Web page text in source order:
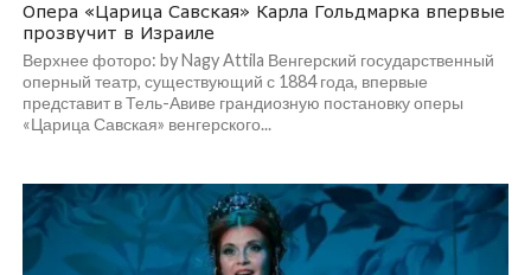
Опера «Царица Савская» Карла Гольдмарка впервые
прозвучит в Израиле
Верхнее фоторо: by Nagy Attila Венгерский государственный
оперный театр, существующий с 1884 года, впервые
представит в Тель-Авиве грандиозную постановку оперы
«Царица Савская» венгерского...